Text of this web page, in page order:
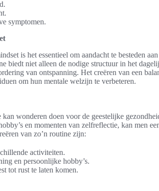
symptomen.
is het essentieel om aandacht te besteden
biedt niet alleen de nodige structuur in het
van ontspanning. Het creëren van een
om hun mentale welzijn te verbeteren.
wonderen doen voor de geestelijke
en momenten van zelfreflectie, kan men
van zo’n routine zijn:
activiteiten.
en persoonlijke hobby’s.
tot rust te laten komen.